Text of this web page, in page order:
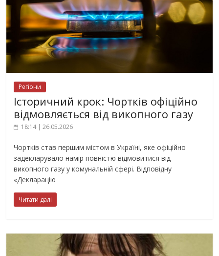
Регіони
Історичний крок: Чортків офіційно
відмовляється від викопного газу
18:14 | 26.05.2026
Чортків став першим містом в Україні, яке офіційно
задекларувало намір повністю відмовитися від
викопного газу у комунальній сфері. Відповідну
«Декларацію
Читати далі